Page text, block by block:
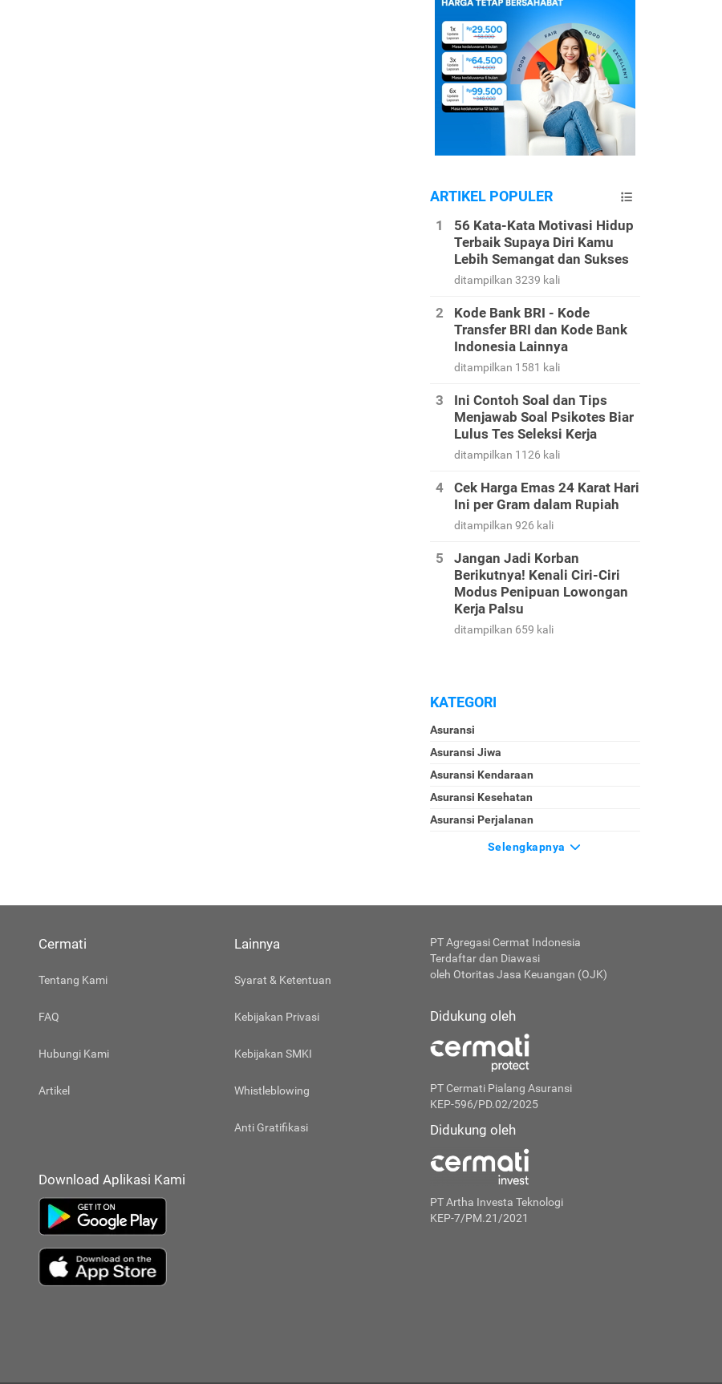
ARTIKEL POPULER
56 Kata-Kata Motivasi Hidup
Terbaik Supaya Diri Kamu
Lebih Semangat dan Sukses
ditampilkan 3239 kali
Kode Bank BRI - Kode
Transfer BRI dan Kode Bank
Indonesia Lainnya
ditampilkan 1581 kali
Ini Contoh Soal dan Tips
Menjawab Soal Psikotes Biar
Lulus Tes Seleksi Kerja
ditampilkan 1126 kali
Cek Harga Emas 24 Karat Hari
Ini per Gram dalam Rupiah
ditampilkan 926 kali
Jangan Jadi Korban
Berikutnya! Kenali Ciri-Ciri
Modus Penipuan Lowongan
Kerja Palsu
ditampilkan 659 kali
KATEGORI
Asuransi
Asuransi Jiwa
Asuransi Kendaraan
Asuransi Kesehatan
Asuransi Perjalanan
Selengkapnya
Cermati
Tentang Kami
FAQ
Hubungi Kami
Artikel
Lainnya
Syarat & Ketentuan
Kebijakan Privasi
Kebijakan SMKI
Whistleblowing
Anti Gratifikasi
Download Aplikasi Kami
PT Agregasi Cermat Indonesia
Terdaftar dan Diawasi
oleh Otoritas Jasa Keuangan (OJK)
Didukung oleh
PT Cermati Pialang Asuransi
KEP-596/PD.02/2025
Didukung oleh
PT Artha Investa Teknologi
KEP-7/PM.21/2021